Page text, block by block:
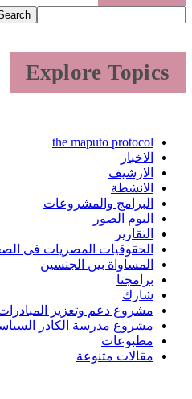
Explore Topics
the maputo protocol
الاخبار
الارشيف
الانشطة
البرامج والمشروعات
البوم الصور
التقارير
الحقوقيات المصريات فى
المساواة بين الجنسين
برامجنا
شارك
مشروع دعم وتعزيز المبادرات
مشروع مدرسة الكادر
مطبوعات
مقالات متنوعة